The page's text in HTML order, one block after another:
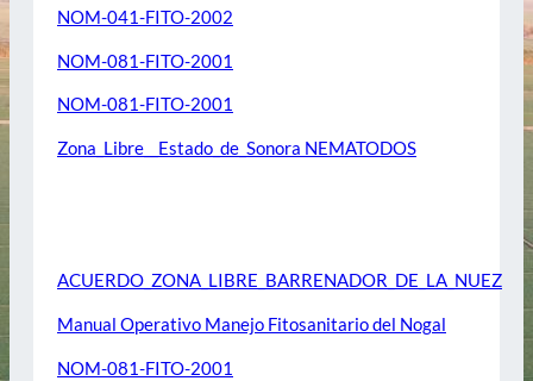
NOM-041-FITO-2002
NOM-081-FITO-2001
NOM-081-FITO-2001
Zona_Libre__Estado_de_Sonora NEMATODOS
ACUERDO_ZONA_LIBRE_BARRENADOR_DE_LA_NUEZ
Manual Operativo Manejo Fitosanitario del Nogal
NOM-081-FITO-2001